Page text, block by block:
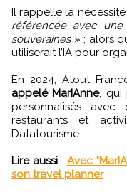
Il rappelle la nécessité
référencée avec
souveraines» ; alors
utiliserait l’IA pour
En 2024, Atout
appelé MarIAnne, qui
personnalisés avec
restaurants et
Datatourisme.
Lire aussi: Avec
son travel planner